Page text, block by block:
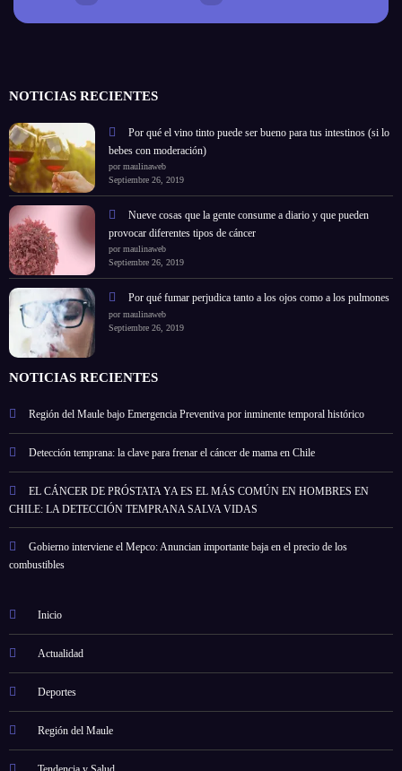
NOTICIAS RECIENTES
Por qué el vino tinto puede ser bueno para tus intestinos (si lo
bebes con moderación)
por maulinaweb
Septiembre 26, 2019
Nueve cosas que la gente consume a diario y que pueden
provocar diferentes tipos de cáncer
por maulinaweb
Septiembre 26, 2019
Por qué fumar perjudica tanto a los ojos como a los pulmones
por maulinaweb
Septiembre 26, 2019
NOTICIAS RECIENTES
Región del Maule bajo Emergencia Preventiva por inminente temporal histórico
Detección temprana: la clave para frenar el cáncer de mama en Chile
EL CÁNCER DE PRÓSTATA YA ES EL MÁS COMÚN EN HOMBRES EN
CHILE: LA DETECCIÓN TEMPRANA SALVA VIDAS
Gobierno interviene el Mepco: Anuncian importante baja en el precio de los
combustibles
Inicio
Actualidad
Deportes
Región del Maule